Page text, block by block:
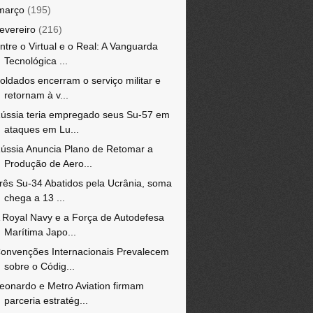
(195)
(216)
o Virtual e o Real: A Vanguarda
Tecnológica ...
encerram o serviço militar e
retornam à v...
teria empregado seus Su-57 em
ataques em Lu...
Anuncia Plano de Retomar a
Produção de Aero...
Su-34 Abatidos pela Ucrânia, soma
chega a 13 ...
Royal Navy e a Força de Autodefesa
Marítima Japo...
Internacionais Prevalecem
sobre o Códig...
e Metro Aviation firmam
parceria estratég...